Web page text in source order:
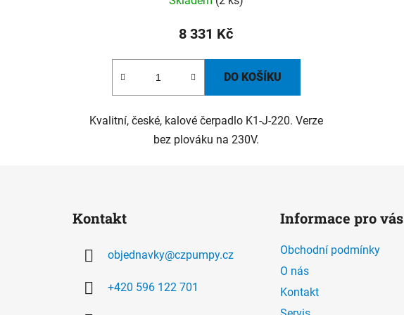
8 331 Kč
DO KOŠÍKU
Kvalitní, české, kalové čerpadlo K1-J-220. Verze
bez plováku na 230V.
Kontakt
objednavky@czpumpy.cz
+420 596 122 701
Informace pro vás
Obchodní podmínky
O nás
Kontakt